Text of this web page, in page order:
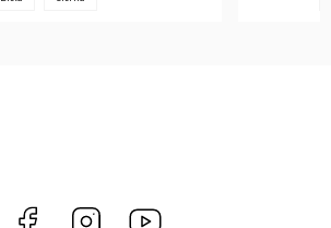
Facebook Instagram